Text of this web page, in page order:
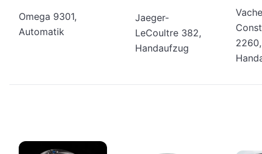
Omega 9301,
Automatik
Jaeger-
LeCoultre 382,
Handaufzug
2260,